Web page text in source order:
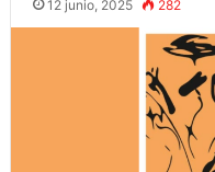
12 junio, 2025 282